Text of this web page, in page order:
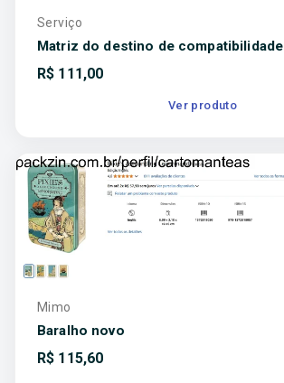
Serviço
Matriz do destino de compatibilidade
R$ 111,00
Ver produto
Mimo
Baralho novo
R$ 115,60